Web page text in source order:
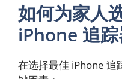
如何为家人
iPhone 追踪
在选择最佳 iPhone 追